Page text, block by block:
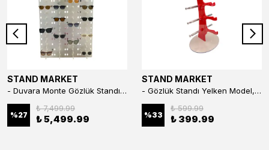
STAND MARKET
- Duvara Monte Gözlük Standı 56'li Pleksi Glass | 99x67 cm Gözlük Teşhir Standı
%27
₺ 7,499.99
₺ 5,499.99
STAND MARKET
- Gözlük Standı Yelken Model, 5 Gözlük Kapasiteli Standı Kırmızı
%33
₺ 599.99
₺ 399.99